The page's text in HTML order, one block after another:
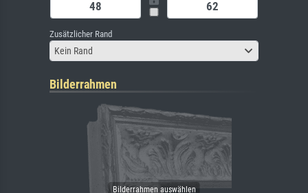
Zusätzlicher Rand
Kein Rand
Bilderrahmen